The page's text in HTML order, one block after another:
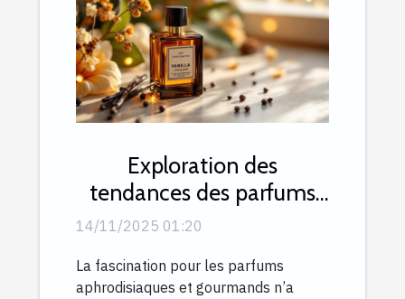
Exploration des
tendances des parfums
aphrodisiaques et
14/11/2025 01:20
La fascination pour les parfums
aphrodisiaques et gourmands n’a